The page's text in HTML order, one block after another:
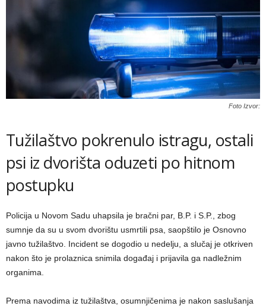
Foto Izvor:
Tužilaštvo pokrenulo istragu, ostali
psi iz dvorišta oduzeti po hitnom
postupku
Policija u Novom Sadu uhapsila je bračni par, B.P. i S.P., zbog
sumnje da su u svom dvorištu usmrtili psa, saopštilo je Osnovno
javno tužilaštvo. Incident se dogodio u nedelju, a slučaj je otkriven
nakon što je prolaznica snimila događaj i prijavila ga nadležnim
organima.
Prema navodima iz tužilaštva, osumnjičenima je nakon saslušanja